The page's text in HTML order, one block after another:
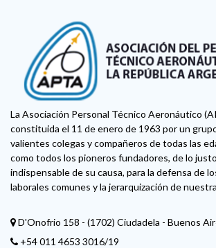
La Asociación Personal Técnico Aeronáutico
constituida el 11 de enero de 1963 por un
valientes colegas y compañeros de todas las
como todos los pioneros fundadores, de lo
indispensable de su causa, para la defensa de
laborales comunes y la jerarquización de
D'Onofrio 158 - (1702) Ciudadela - Buenos
+54 011 4653 3016/19